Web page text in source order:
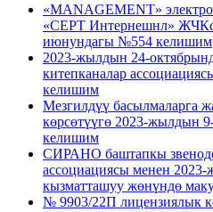
«MANAGEMENT»
«СЕРТ Интернешнл»
июнундагы №554 келишим
2023-жылдын 24-
китепканалар
келишим
Мезгилдүү басылмаларга
көрсөтүүгө 2023-жылдын
келишим
СИРАНО баштапкы
ассоциациясы менен
кызматташуу жөнүндө
№ 9903/22П лицензиялык